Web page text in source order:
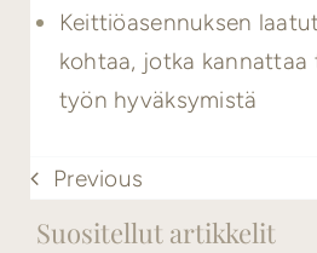
Keittiöasennuksen
kohtaa, jotka kannattaa
työn hyväksymistä
Previous
Suositellut artikkelit